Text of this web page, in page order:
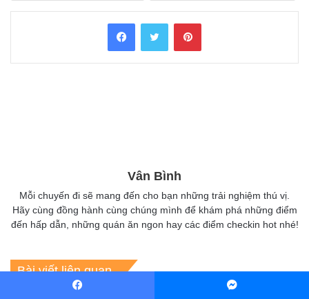
FacebookTwitter Pinterest
Vân Bình
Mỗi chuyến đi sẽ mang đến cho bạn những trải nghiệm thú vị.
Hãy cùng đồng hành cùng chúng mình để khám phá những điểm
đến hấp dẫn, những quán ăn ngon hay các điểm checkin hot nhé!
Bài viết liên quan